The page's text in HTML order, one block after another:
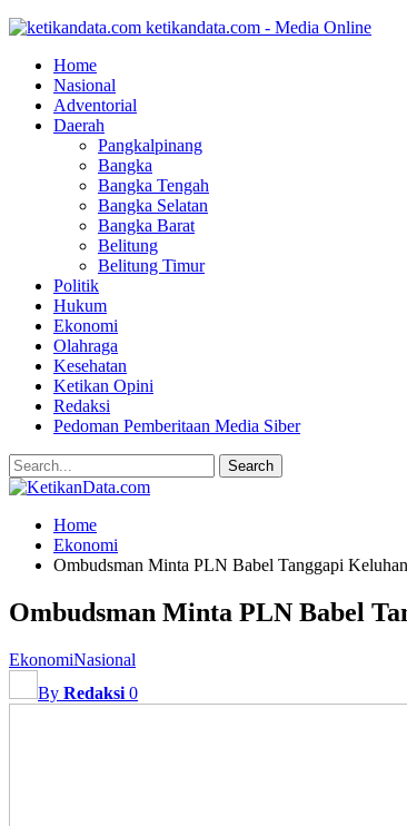
ketikandata.com - Media Online
Home
Nasional
Adventorial
Daerah
Pangkalpinang
Bangka
Bangka Tengah
Bangka Selatan
Bangka Barat
Belitung
Belitung Timur
Politik
Hukum
Ekonomi
Olahraga
Kesehatan
Ketikan Opini
Redaksi
Pedoman Pemberitaan Media Siber
Home
Ekonomi
Ombudsman Minta PLN Babel Tanggapi
Ombudsman Minta PLN Babel
EkonomiNasional
By Redaksi 0